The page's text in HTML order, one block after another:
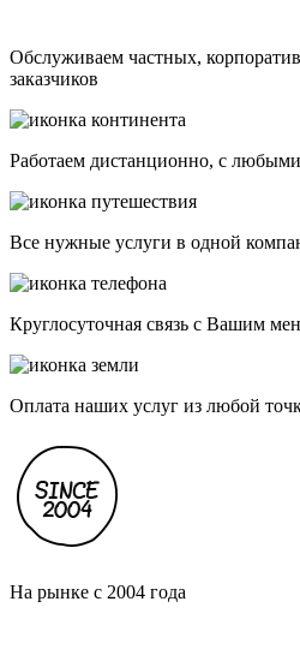
Обслуживаем частных,
заказчиков
Работаем дистанционно, с
Все нужные услуги в одной
Круглосуточная связь с Вашим
Оплата наших услуг из любой
На рынке с 2004 года